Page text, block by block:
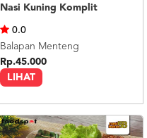
Nasi Kuning Komplit
LIHAT
0.0
Balapan Menteng
Rp.45.000